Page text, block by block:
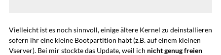
Vielleicht ist es noch sinnvoll, einige ältere Kernel zu deinstallieren
sofern ihr eine kleine Bootpartition habt (z.B. auf einem kleinen
Vserver). Bei mir stockte das Update, weil ich nicht genug freien